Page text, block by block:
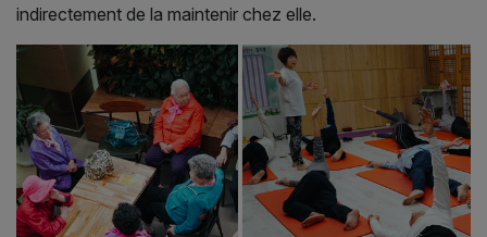
indirectement de la maintenir chez elle.